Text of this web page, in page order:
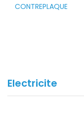
CONTREPLAQUE
Electricite